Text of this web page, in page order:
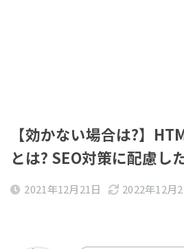
【効かない場合は?】
とは? SEO対策に配慮し
2021年12月21日 2022年12月